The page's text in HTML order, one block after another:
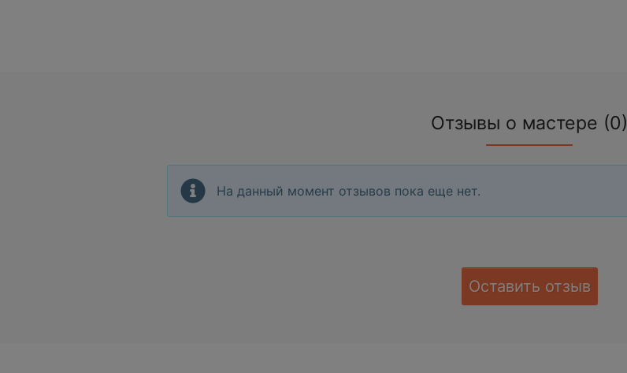
Отзывы о мастере (0)
На данный момент отзывов пока еще нет.
Оставить отзыв